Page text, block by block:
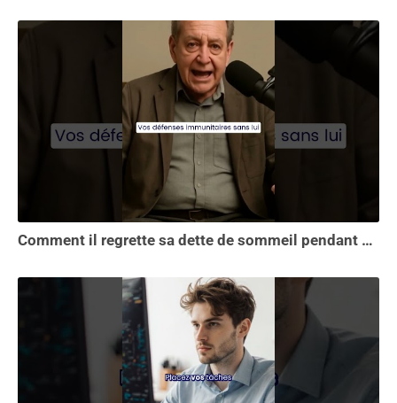
Comment il regrette sa dette de sommeil pendant 30 ans.